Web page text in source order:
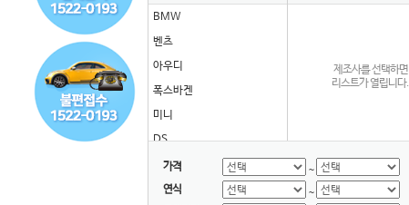
BMW
벤츠
아우디
폭스바겐
미니
DS
GMC
LEVC
제조사를 선택하면
리스트가 열립니다.
가격 ~
연식 ~